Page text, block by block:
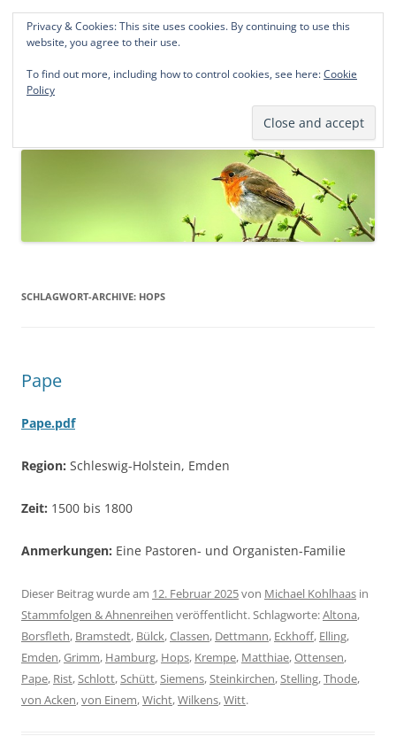
Norddeutsche Genealogien
Michael Kohlhaas und Jens Kirchhoff
springen
SCHLAGWORT-ARCHIVE: HOPS
Pape
Pape.pdf
Region: Schleswig-Holstein, Emden
Zeit: 1500 bis 1800
Anmerkungen: Eine Pastoren- und Organisten-Familie
Dieser Beitrag wurde am 12. Februar 2025von Michael Kohlhaas in
Stammfolgen & Ahnenreihen veröffentlicht. Schlagworte:Altona,
Borsfleth, Bramstedt, Bülck,Classen, Dettmann, Eckhoff, Elling,
Emden,Grimm, Hamburg, Hops, Krempe, Matthiae,Ottensen,
Pape, Rist,Schlott,Schütt,Siemens,Steinkirchen,Stelling,Thode,
von Acken,von Einem,Wicht,Wilkens,Witt.
Privacy & Cookies: This site uses cookies. By continuing to use this
website, you agree to their use.
To find out more, including how to control cookies, see here:Cookie
Policy